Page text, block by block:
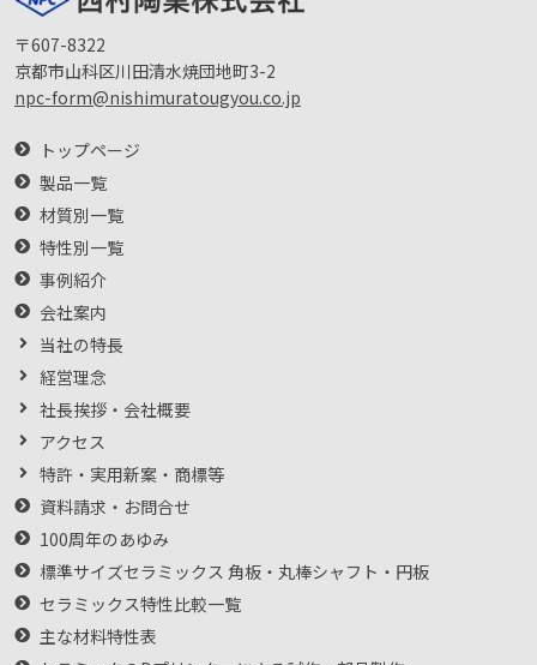
〒607-8322
京都市山科区川田清水焼団地町3-2
npc-form@nishimuratougyou.co.jp
トップページ
製品一覧
材質別一覧
特性別一覧
事例紹介
会社案内
当社の特長
経営理念
社長挨拶・会社概要
アクセス
特許・実用新案・商標等
資料請求・お問合せ
100周年のあゆみ
標準サイズセラミックス 角板・丸棒シャフト・円板
セラミックス特性比較一覧
主な材料特性表